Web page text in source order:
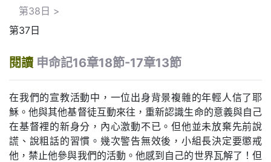
第38日 >
第37日
閱讀 申命記16章18節-17章13節
在我們的宣教活動中，一位出身背景複雜的年輕人信了耶
穌。他與其他基督徒互動來往，重新認識生命的意義與自己
在基督裡的新身分，內心激動不已。但他並未放棄先前說
謊、說粗話的習慣。幾次警告無效後，小組長決定要懲戒
他，禁止他參與我們的活動。他感到自己的世界瓦解了！但